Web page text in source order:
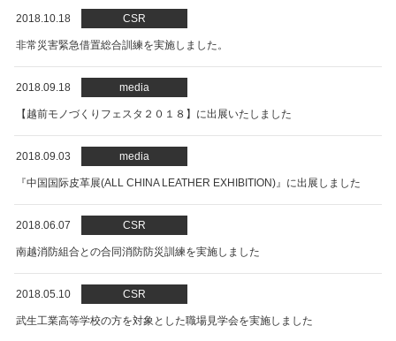
2018.10.18 CSR
非常災害緊急借置総合訓練を実施しました。
2018.09.18 media
【越前モノづくりフェスタ２０１８】に出展いたしました
2018.09.03 media
『中国国际皮革展(ALL CHINA LEATHER EXHIBITION)』に出展しました
2018.06.07 CSR
南越消防組合との合同消防防災訓練を実施しました
2018.05.10 CSR
武生工業高等学校の方を対象とした職場見学会を実施しました